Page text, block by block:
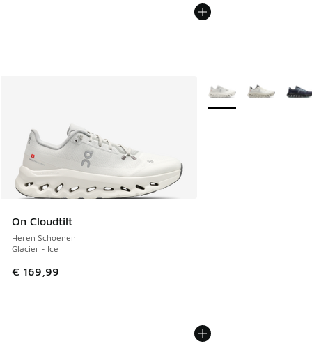
On Cloudtilt
Heren Schoenen
Glacier - Ice
€ 169,99
Meer kleuren